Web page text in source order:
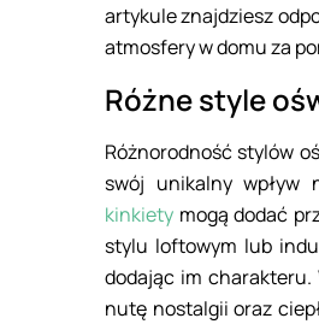
artykule znajdziesz
atmosfery w domu za
Różne style
Różnorodność stylów
swój unikalny wpływ
kinkiety mogą dodać
stylu loftowym lub
dodając im charakteru.
nutę nostalgii oraz